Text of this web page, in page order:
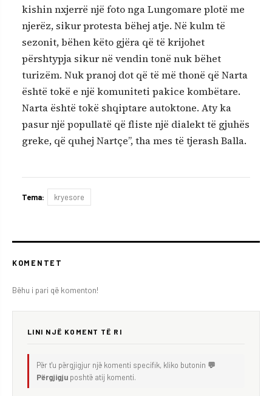
kishin nxjerrë një foto nga Lungomare plotë me
njerëz, sikur protesta bëhej atje. Në kulm të
sezonit, bëhen këto gjëra që të krijohet
përshtypja sikur në vendin tonë nuk bëhet
turizëm. Nuk pranoj dot që të më thonë që Narta
është tokë e një komuniteti pakice kombëtare.
Narta është tokë shqiptare autoktone. Aty ka
pasur një popullatë që fliste një dialekt të gjuhës
greke, që quhej Nartçe”, tha mes të tjerash Balla.
Tema: kryesore
KOMENTET
Bëhu i pari që komenton!
LINI NJË KOMENT TË RI
Për t'u përgjigjur një komenti specifik, kliko butonin 💬
Përgjigju poshtë atij komenti.